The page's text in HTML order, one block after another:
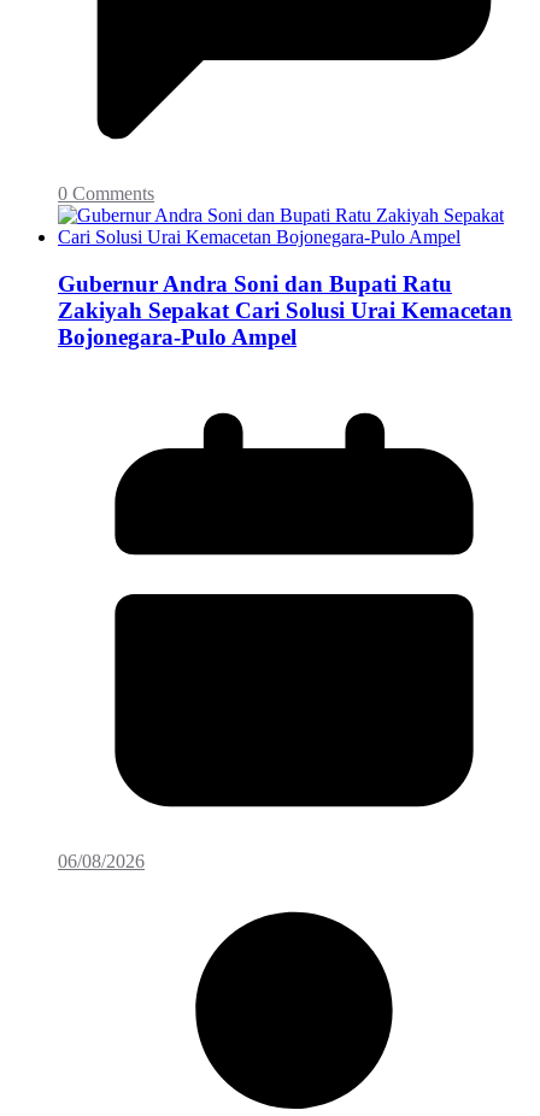
0 Comments
Gubernur Andra Soni dan Bupati Ratu
Zakiyah Sepakat Cari Solusi Urai Kemacetan
Bojonegara-Pulo Ampel
06/08/2026